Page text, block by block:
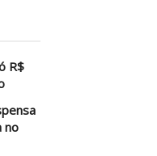
R$
no